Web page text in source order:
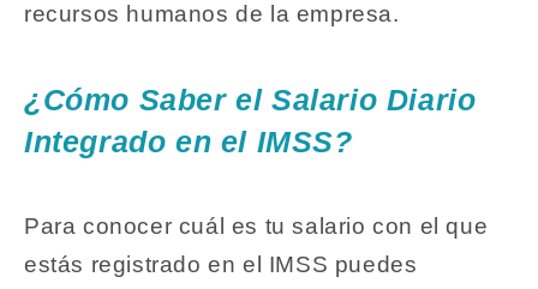
recursos humanos de la empresa.
¿Cómo Saber el Salario Diario
Integrado en el IMSS?
Para conocer cuál es tu salario con el que
estás registrado en el IMSS puedes